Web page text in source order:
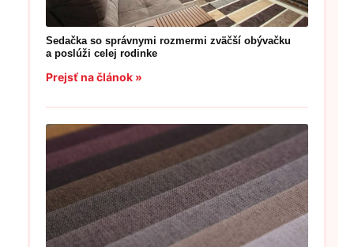
Sedačka so správnymi rozmermi zväčší obývačku
a poslúži celej rodinke
Prejsť na článok »